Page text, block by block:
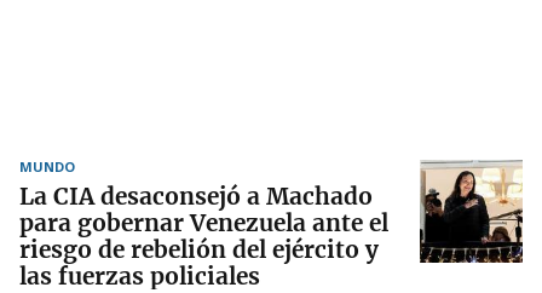
MUNDO
La CIA desaconsejó a Machado
para gobernar Venezuela ante el
riesgo de rebelión del ejército y
las fuerzas policiales